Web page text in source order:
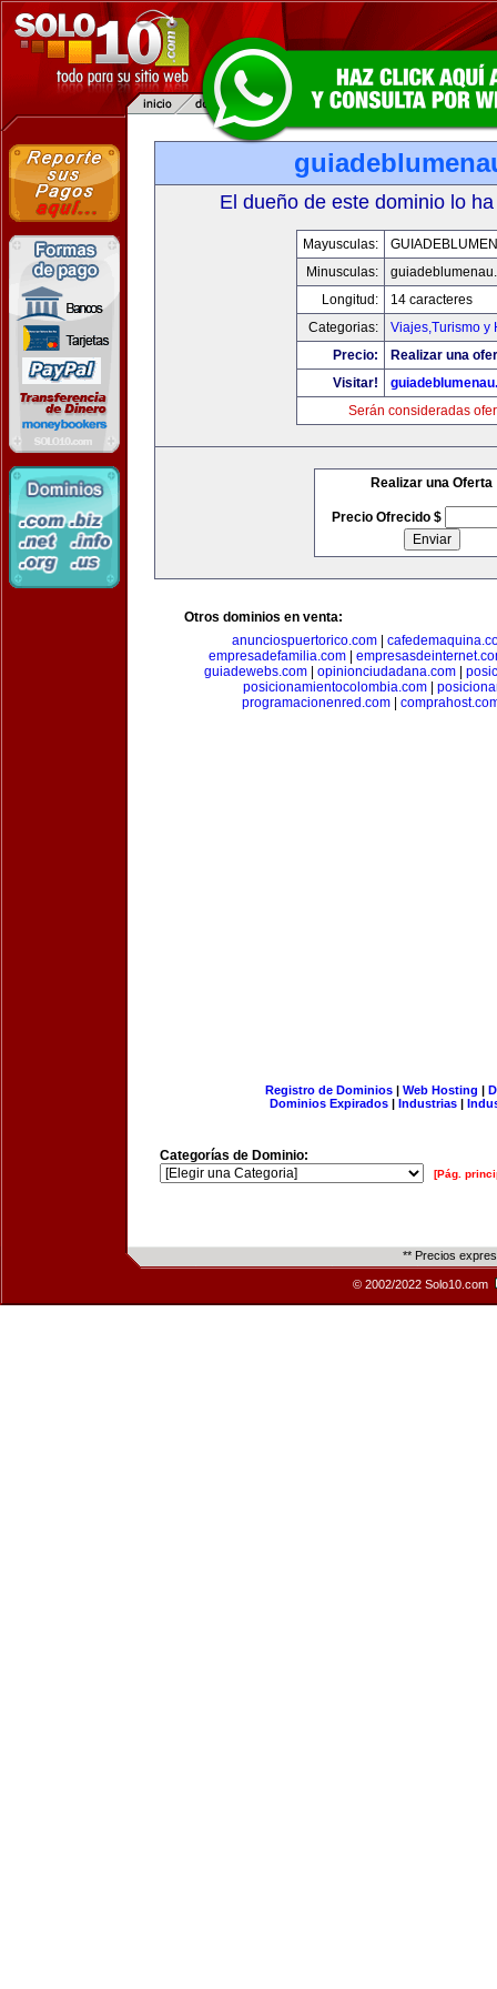
El dueño de este dominio lo
Mayusculas:
Minusculas:
Longitud:
14 caracteres
Categorias:
Viajes,Turismo y
Precio:
Realizar una
Visitar!
Serán consideradas
Realizar una Oferta
Precio Ofrecido $
Otros dominios en venta:
anunciospuertorico.com|
empresadefamilia.com
guiadewebs.com
opinionciudadana.com
posicionamientocolombia.com|
programacionenred.com
Registro de Dominios| Web Hosting |
Dominios Expirados | Industrias |
Categorías de Dominio:
[Pág.
** Precios
© 2002/2022 Solo10.com